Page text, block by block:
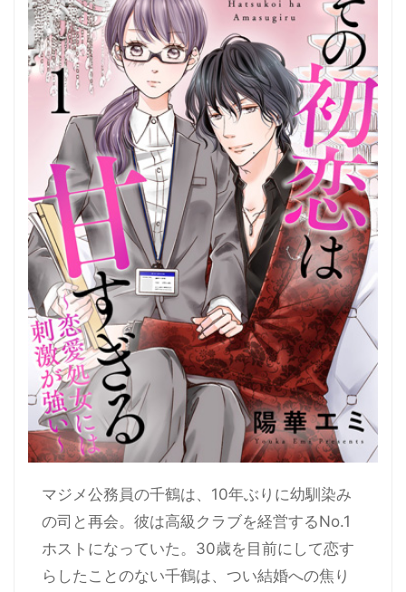
マジメ公務員の千鶴は、10年ぶりに幼馴染み
の司と再会。彼は高級クラブを経営するNo.1
ホストになっていた。30歳を目前にして恋す
らしたことのない千鶴は、つい結婚への焦り